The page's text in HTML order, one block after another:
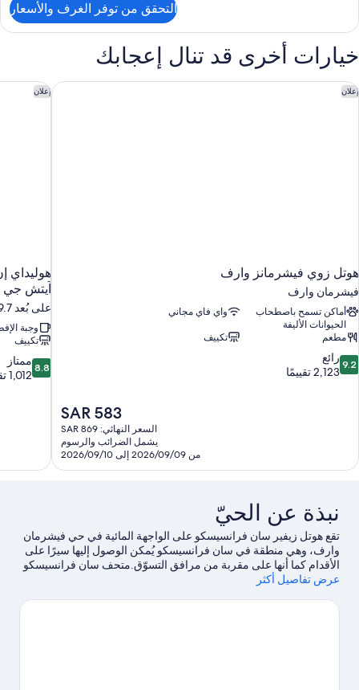
لذوي
الاحتياجات
الخاصة
(Mobility
Accessible
غرفة
سرير
ملكي
-
دش
التحقق من توفر الغرف والأسعار
خيارات أخرى قد تنال إعجابك
إعلان
هوتل زوي فيشرمانز وارف
فيشرمان وارف
أماكن تسمح باصطحاب
الحيوانات الأليفة
واي فاي مجاني
مطعم
تكييف
9.2
من
9.2 رائع
2,123 تقييمًا
السعر
الحالي
هو
SAR
583
SAR 583
السعر النهائي: SAR 869
يشمل الضرائب والرسوم
من 2026/09/09 إلى 2026/09/10
هوتل زوي فيشرمانز وارف إعلان
هوليداي
آيتش جي
على بُعد 19.7 كم من سان فرانسيسكو (والمناطق المجاورة)
وجبة
تكييف
8.8
من
8.8 ممتاز
1,012 تقييمًا
هوليداي
نبذة عن الحيّ
تقع هوتل زيفير سان فرانسيسكو ‏على الواجهة المائية في حي فيشرمان
وارف، وهي منطقة في سان فرانسيسكو يُمكن الوصول إليها سيرًا على
الأقدام كما أنها على مقربة من مرافق التسوّق.متحف سان فرانسيسكو
للفن المعاصر ومسرح بيل جراهام سيفيك أوديتوريوم من أبرز المعالم
البارزة في المنطقة.هل تطلع إلى الاستمتاع بحضور حدث أو مباراة؟ احظ
عرض تفاصيل أكثر